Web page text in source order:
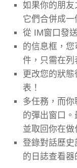
如果你的朋
它們合併成一
從 IM窗口發
的信息框，
件，只需在列
更改您的狀
表！
多任務，而
的彈出窗口。
並取回你在做
登錄對話歷
的日誌查看器